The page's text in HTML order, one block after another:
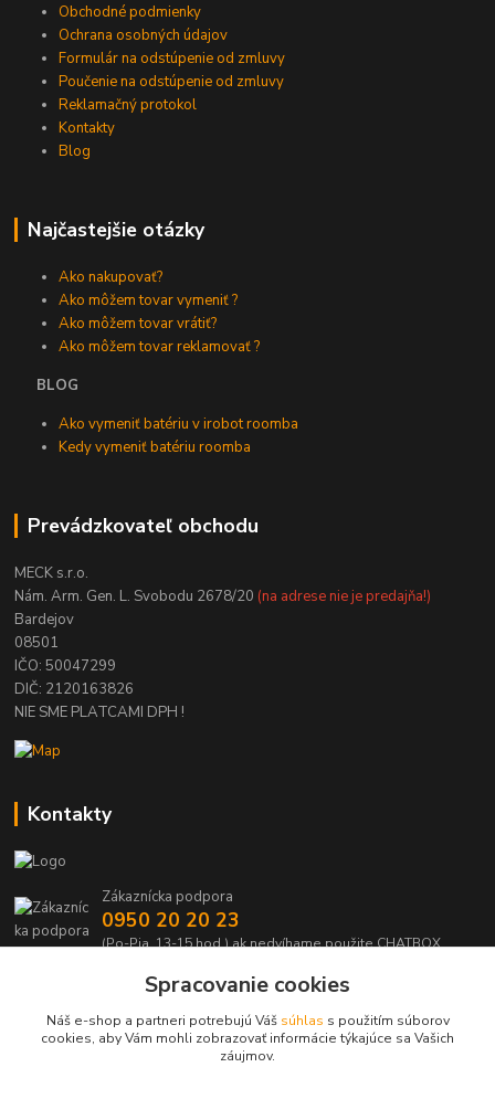
Obchodné podmienky
Ochrana osobných údajov
Formulár na odstúpenie od zmluvy
Poučenie na odstúpenie od zmluvy
Reklamačný protokol
Kontakty
Blog
Najčastejšie otázky
Ako nakupovať?
Ako môžem tovar vymeniť ?
Ako môžem tovar vrátiť?
Ako môžem tovar reklamovať ?
BLOG
Ako vymeniť batériu v irobot roomba
Kedy vymeniť batériu roomba
Prevádzkovateľ obchodu
MECK s.r.o.
Nám. Arm. Gen. L. Svobodu 2678/20 (na adrese nie je predajňa!)
Bardejov
08501
IČO: 50047299
DIČ: 2120163826
NIE SME PLATCAMI DPH !
Kontakty
Zákaznícka podpora
0950 20 20 23
(Po-Pia, 13-15 hod.) ak nedvíhame použite CHATBOX
info@kabelmanie.skSpracovanie cookies
Náš e-shop a partneri potrebujú Váš súhlas s použitím súborov
cookies, aby Vám mohli zobrazovať informácie týkajúce sa Vašich
záujmov.